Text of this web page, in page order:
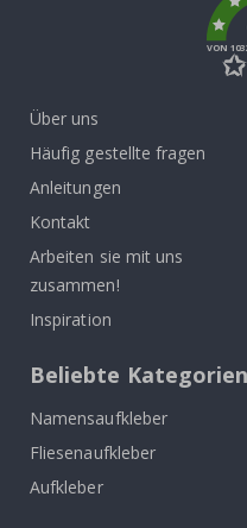
VON
Über uns
Häufig gestellte fragen
Anleitungen
Kontakt
Arbeiten sie mit uns
zusammen!
Inspiration
Beliebte Kategorien
Namensaufkleber
Fliesenaufkleber
Aufkleber